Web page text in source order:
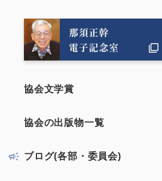
協会文学賞
協会の出版物一覧
ブログ(各部・委員会)